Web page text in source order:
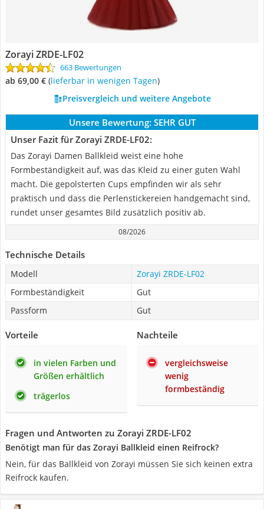
Zorayi ZRDE-LF02
663 Bewertungen
ab 69,00 € ( Lieferbar in wenigen Tagen)
Preisvergleich und weitere Angebote
Unsere Bewertung: SEHR GUT
Unser Fazit für Zorayi ZRDE-LF02:
Das Zorayi Damen Ballkleid weist eine hohe
Formbeständigkeit auf, was das Kleid zu einer guten Wahl
macht. Die gepolsterten Cups empfinden wir als sehr
praktisch und dass die Perlenstickereien handgemacht sind,
rundet unser gesamtes Bild zusätzlich positiv ab.
08/2026
Technische Details
Modell
Zorayi ZRDE-LF02
Formbeständigkeit
Gut
Passform
Gut
Vorteile
in vielen Farben und
Größen erhältlich
trägerlos
Nachteile
vergleichsweise
wenig
formbeständig
Fragen und Antworten zu Zorayi ZRDE-LF02
Benötigt man für das Zorayi Ballkleid einen Reifrock?
Nein, für das Ballkleid von Zorayi müssen Sie sich keinen extra
Reifrock kaufen.